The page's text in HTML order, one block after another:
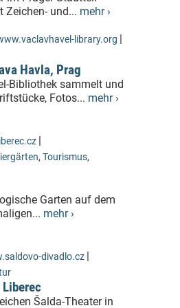
Zeichen- und... mehr ›
library.org |
Havla, Prag
Bibliothek sammelt und
Fotos... mehr ›
|
, Tourismus,
Garten auf dem
mehr ›
divadlo.cz |
Liberec
Šalda-Theater in